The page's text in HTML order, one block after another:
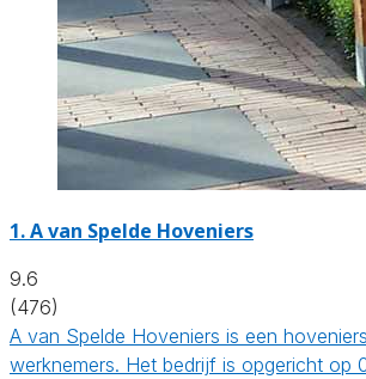
1.A van Spelde Hoveniers
9.6
(476)
A van Spelde Hoveniers is een
werknemers. Het bedrijf is opgericht op